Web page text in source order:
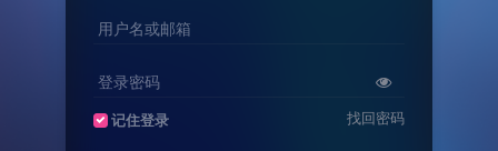
用户名或邮箱
登录密码
记住登录 找回密码